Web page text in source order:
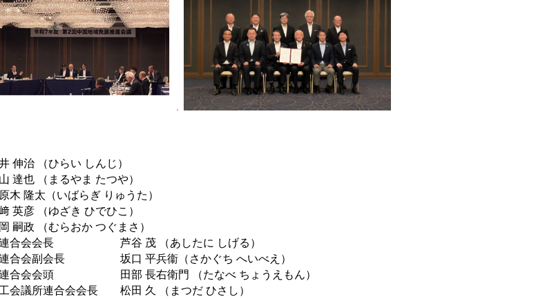
治 （ひらい しんじ）
也 （まるやま たつや）
隆太（いばらぎ りゅうた）
彦 （ゆざき ひでひこ）
政 （むらおか つぐまさ）
連合会会長 芦谷 茂 （あしたに しげる）
連合会副会長 坂口 平兵衞（さかぐち へいべえ）
連合会会頭 田部 長右衛門 （たなべ ちょうえもん）
会議所連合会会長 松田 久 （まつだ ひさし）